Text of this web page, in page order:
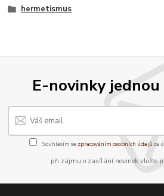
hermetismus
E-novinky
Souhlasím se zpracováním osobních údajůza
při zájmu o zasílání novinek vložte